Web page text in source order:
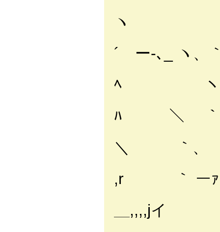
ヽ
´ ー-､_ ヽ、
ﾍ ヽ
ﾊ ＼ ｀
＼ ｀、
,r ｀ ーｧ
＿,,,,jイ